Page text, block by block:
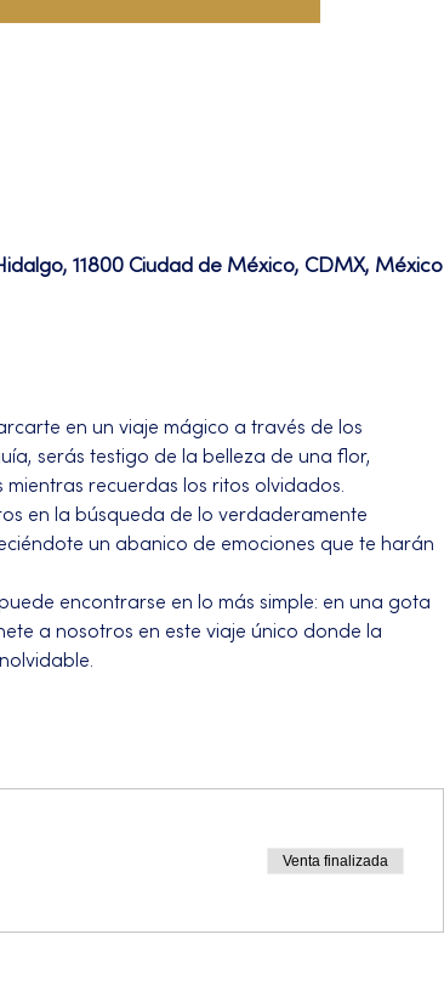
11800 Ciudad de México, CDMX, México
en un viaje mágico a través de los
serás testigo de la belleza de una flor,
recuerdas los ritos olvidados.
en la búsqueda de lo verdaderamente
un abanico de emociones que te harán
encontrarse en lo más simple: en una gota
a nosotros en este viaje único donde la
Venta finalizada